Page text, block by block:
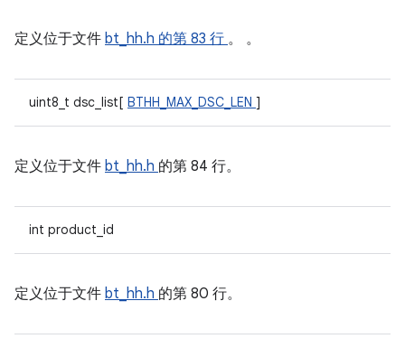
定义位于文件 bt_hh.h 的第 83 行 。 。
uint8_t dsc_list[ BTHH_MAX_DSC_LEN ]
定义位于文件 bt_hh.h 的第 84 行。
int product_id
定义位于文件 bt_hh.h 的第 80 行。